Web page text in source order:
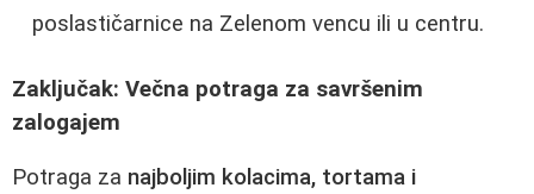
poslastičarnice na Zelenom vencu ili u centru.
Zaključak: Večna potraga za savršenim
zalogajem
Potraga za najboljim kolacima, tortama i